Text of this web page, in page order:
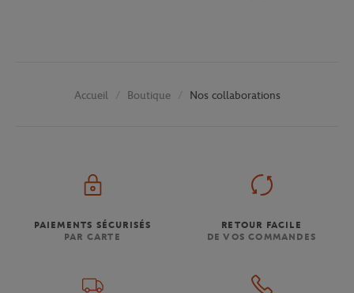
Accueil Boutique Nos collaborations
PAIEMENTS SÉCURISÉS
PAR CARTE
RETOUR FACILE
DE VOS COMMANDES